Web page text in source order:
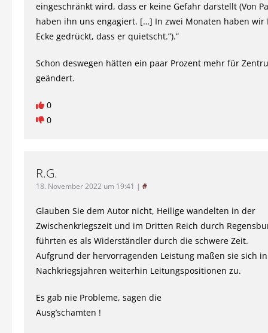
eingeschränkt wird, dass er keine Gefahr darstellt (Von
haben ihn uns engagiert. […] In zwei Monaten haben wir
Ecke gedrückt, dass er quietscht.”).”
Schon deswegen hätten ein paar Prozent mehr für
geändert.
0
0
R.G.
18. November 2022 um 19:41 | #
Glauben Sie dem Autor nicht, Heilige wandelten in der
Zwischenkriegszeit und im Dritten Reich durch
führten es als Widerständler durch die schwere Zeit.
Aufgrund der hervorragenden Leistung maßen sie sich
Nachkriegsjahren weiterhin Leitungspositionen zu.
Es gab nie Probleme, sagen die
Ausg’schamten !